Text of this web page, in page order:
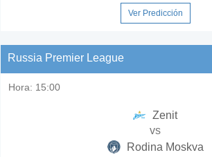
Ver Predicción
Russia Premier League
Hora: 15:00
Zenit
vs
Rodina Moskva